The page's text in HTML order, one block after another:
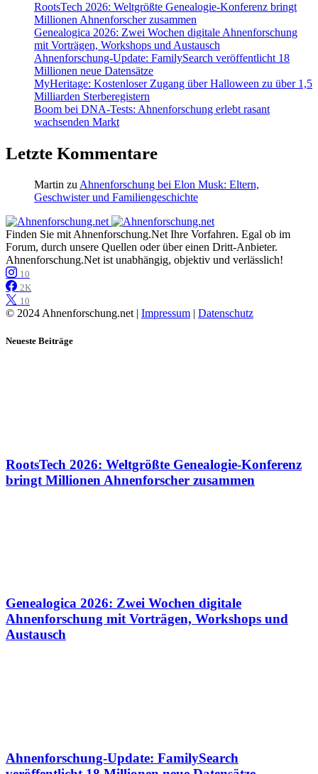
RootsTech 2026: Weltgrößte Genealogie-Konferenz bringt
Millionen Ahnenforscher zusammen
Genealogica 2026: Zwei Wochen digitale Ahnenforschung
mit Vorträgen, Workshops und Austausch
Ahnenforschung-Update: FamilySearch veröffentlicht 18
Millionen neue Datensätze
MyHeritage: Kostenloser Zugang über Halloween zu über 1,5
Milliarden Sterberegistern
Boom bei DNA-Tests: Ahnenforschung erlebt rasant
wachsenden Markt
Letzte Kommentare
Martin zu Ahnenforschung bei Elon Musk: Eltern,
Geschwister und Familiengeschichte
Finden Sie mit Ahnenforschung.Net Ihre Vorfahren. Egal ob im
Forum, durch unsere Quellen oder über einen Dritt-Anbieter.
Ahnenforschung.Net ist unabhängig, objektiv und verlässlich!
10
2K
10
© 2024 Ahnenforschung.net | Impressum | Datenschutz
Neueste Beiträge
RootsTech 2026: Weltgrößte Genealogie-Konferenz
bringt Millionen Ahnenforscher zusammen
Genealogica 2026: Zwei Wochen digitale
Ahnenforschung mit Vorträgen, Workshops und
Austausch
Ahnenforschung-Update: FamilySearch